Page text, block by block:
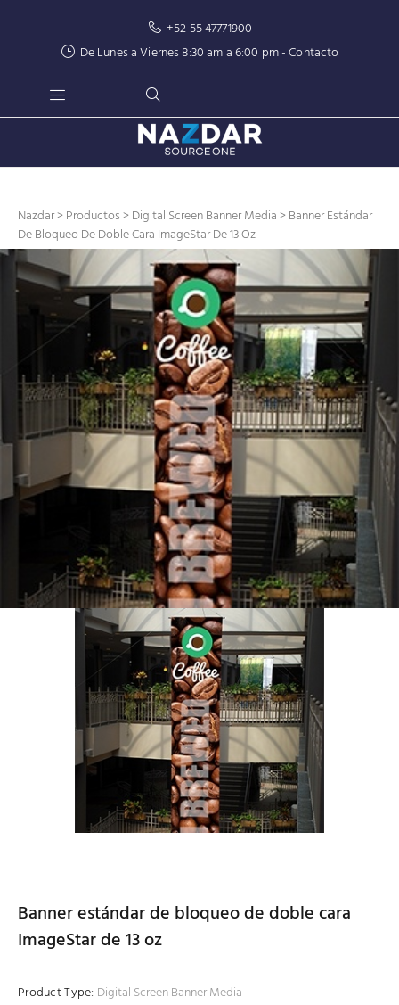
+52 55 47771900
De Lunes a Viernes 8:30 am a 6:00 pm -Contacto
Nazdar>Productos>Digital Screen Banner Media> Banner Estándar
De Bloqueo De Doble Cara ImageStar De 13 Oz
Banner estándar de bloqueo de doble cara
ImageStar de 13 oz
Product Type: Digital Screen Banner Media